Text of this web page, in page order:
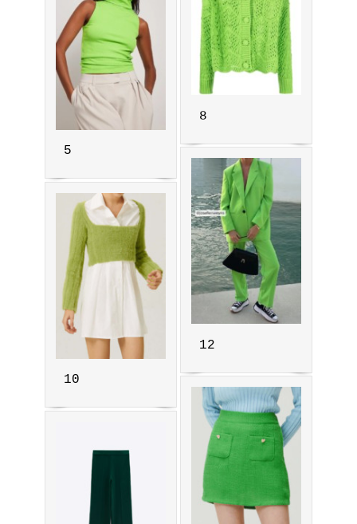
8
5
12
10